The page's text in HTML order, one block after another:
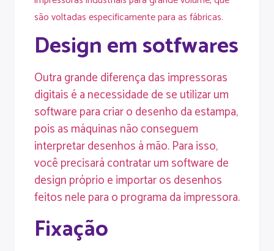
são voltadas especificamente para as fábricas.
Design em sotfwares
Outra grande diferença das impressoras
digitais é a necessidade de se utilizar um
software para criar o desenho da estampa,
pois as máquinas não conseguem
interpretar desenhos à mão. Para isso,
você precisará contratar um software de
design próprio e importar os desenhos
feitos nele para o programa da impressora.
Fixação